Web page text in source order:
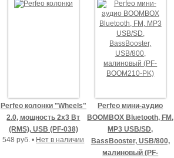
Perfeo колонки "Wheels"
2.0, мощность 2х3 Вт
(RMS), USB (PF-038)
548 руб. • Нет в наличии
Perfeo мини-аудио
BOOMBOX Bluetooth, FM,
MP3 USB/SD,
BassBooster, USB/800,
малиновый (PF-